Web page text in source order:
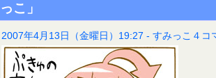
っこ」
2007年4月13日（金曜日）19:27 - すみっこ４コ